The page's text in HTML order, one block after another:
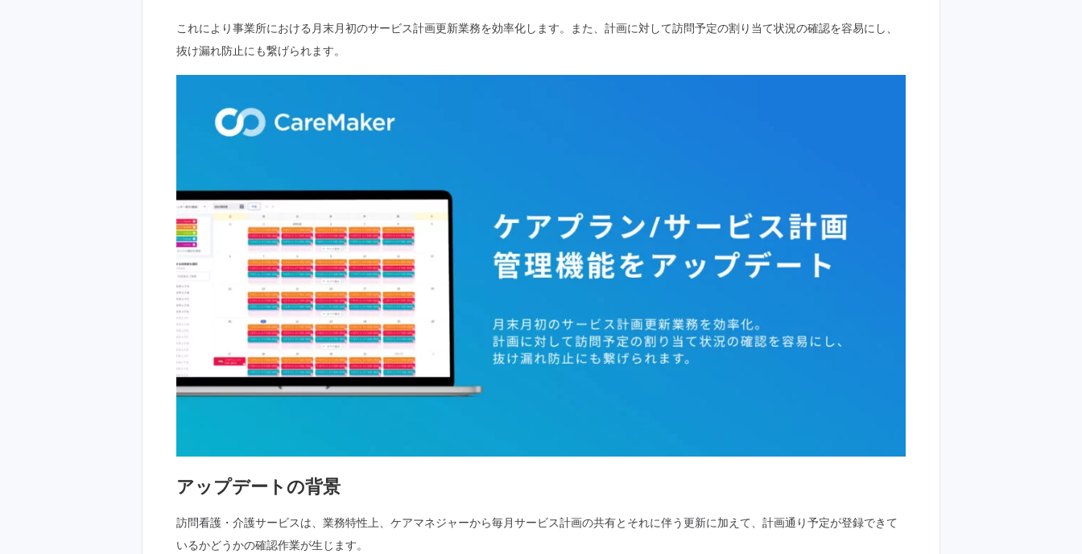
これにより事業所における月末月初のサービス計画更新業務を効率化します。また、計画に対して訪問予定の割り当て状況の確認を容易にし、
抜け漏れ防止にも繋げられます。
アップデートの背景
訪問看護・介護サービスは、業務特性上、ケアマネジャーから毎月サービス計画の共有とそれに伴う更新に加えて、計画通り予定が登録できて
いるかどうかの確認作業が生じます。